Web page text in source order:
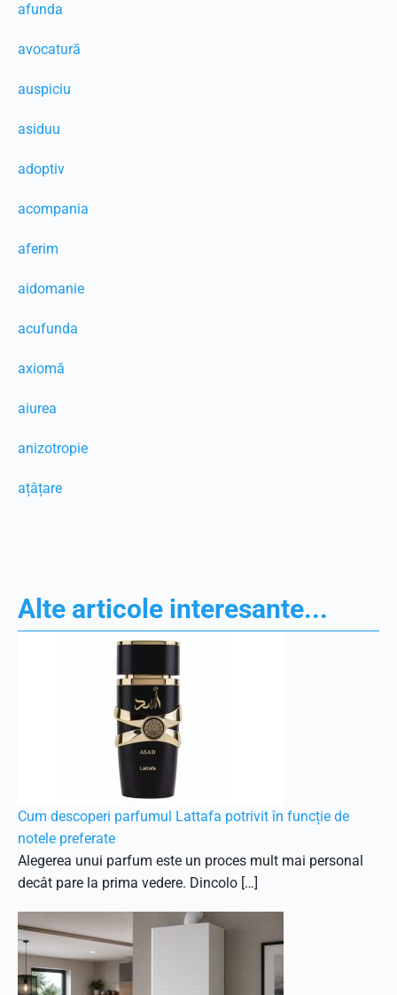
afunda
avocatură
auspiciu
asiduu
adoptiv
acompania
aferim
aidomanie
acufunda
axiomă
aiurea
anizotropie
ațâțare
Alte articole interesante...
Cum descoperi parfumul Lattafa potrivit în funcție de
notele preferate
Alegerea unui parfum este un proces mult mai personal
decât pare la prima vedere. Dincolo […]